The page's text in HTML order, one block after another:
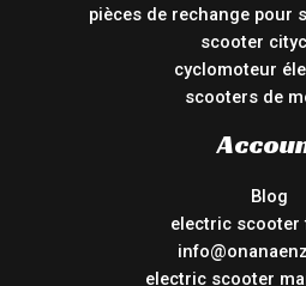
pièces de rechange pour
scooter
cyclomoteur
scooters de
Blog
electric scooter
electric scooter